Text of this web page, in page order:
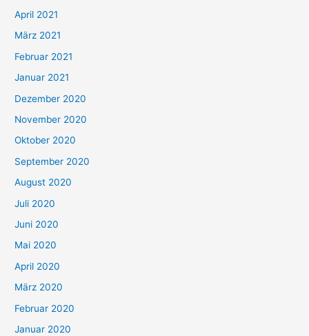
:
April 2021
März 2021
Februar 2021
Januar 2021
Dezember 2020
November 2020
Oktober 2020
September 2020
August 2020
Juli 2020
Juni 2020
Mai 2020
April 2020
März 2020
Februar 2020
Januar 2020